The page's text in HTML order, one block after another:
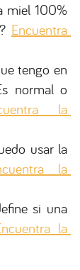
miel 100%
Encuentra
tengo en
normal o
la
usar la
la
si una
la